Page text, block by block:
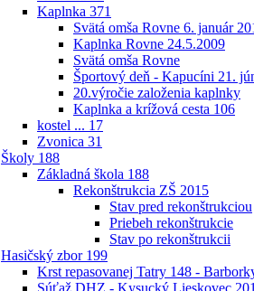
Kaplnka 371
Svätá omša Rovne 6. január
Kaplnka Rovne 24.5.2009
Svätá omša Rovne
Športový deň - Kapucíni 21.
20.výročie založenia kaplnky
Kaplnka a krížová cesta 106
kostel ... 17
Zvonica 31
Školy 188
Základná škola 188
Rekonštrukcia ZŠ 2015
Stav pred rekonštrukciou
Priebeh rekonštrukcie
Stav po rekonštrukcii
Hasičský zbor 199
Krst repasovanej Tatry 148 -
Súťaž DHZ - Kysucký Lieskovec